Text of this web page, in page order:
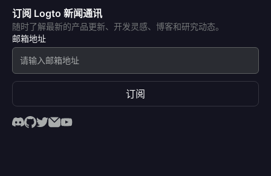
订阅 Logto 新闻通讯
随时了解最新的产品更新、开发灵感、博客和研究动态。
邮箱地址
订阅